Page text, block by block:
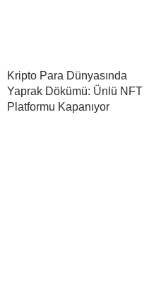
Kripto Para Dünyasında
Yaprak Dökümü: Ünlü NFT
Platformu Kapanıyor